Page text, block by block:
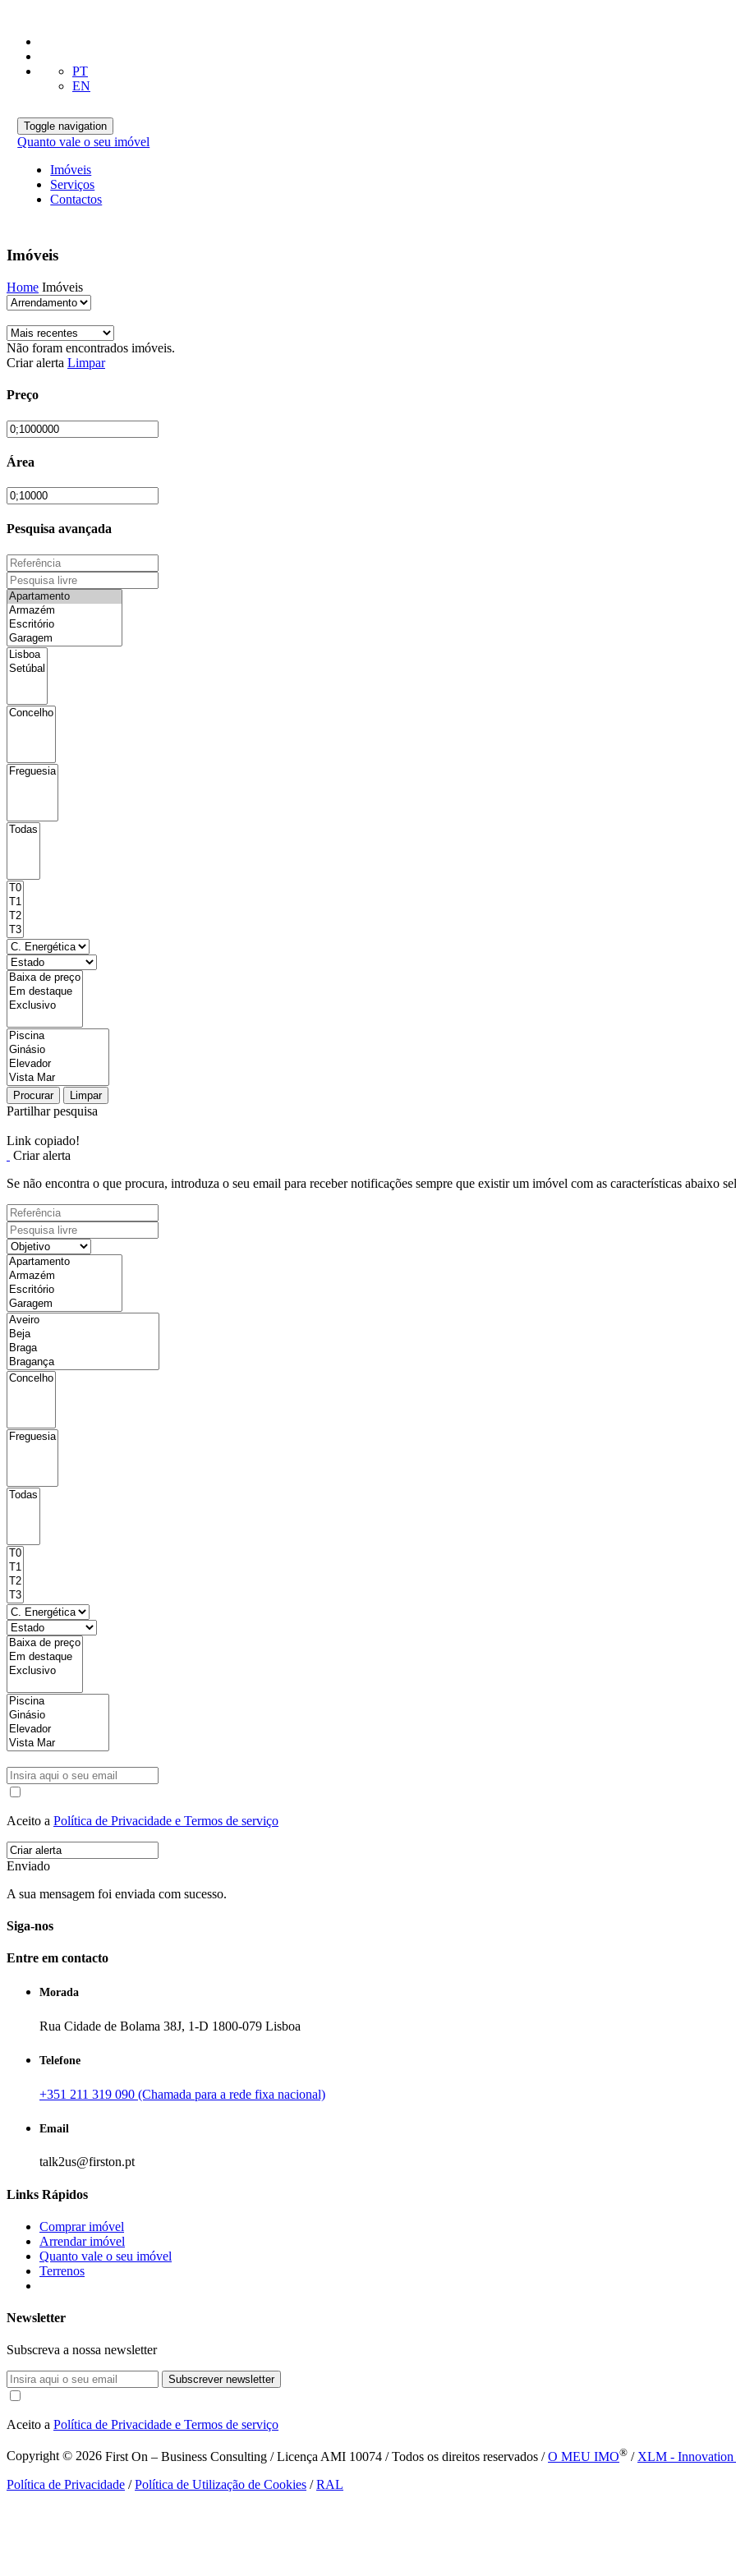
PT
EN
Toggle navigation
Quanto vale o seu imóvel
Imóveis
Serviços
Contactos
Imóveis
Home Imóveis
Não foram encontrados imóveis.
Criar alerta Limpar
Preço
Área
Pesquisa avançada
Procurar Limpar
Partilhar pesquisa
Link copiado!
Criar alerta
Se não encontra o que procura, introduza o seu email para receber notificações sempre que existir um imóvel com as características abaixo
Aceito a Política de Privacidade e Termos de serviço
Enviado
A sua mensagem foi enviada com sucesso.
Siga-nos
Entre em contacto
Morada
Rua Cidade de Bolama 38J, 1-D 1800-079 Lisboa
Telefone
+351 211 319 090 (Chamada para a rede fixa nacional)
Email
talk2us@firston.pt
Links Rápidos
Comprar imóvel
Arrendar imóvel
Quanto vale o seu imóvel
Terrenos
Newsletter
Subscreva a nossa newsletter
Subscrever newsletter
Aceito a Política de Privacidade e Termos de serviço
Copyright © 2026 First On – Business Consulting / Licença AMI 10074 / Todos os direitos reservados /O MEU IMO® / XLM -
Política de Privacidade /Política de Utilização de Cookies /RAL